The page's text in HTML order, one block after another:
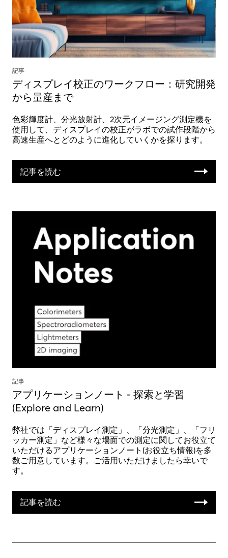
記事
ディスプレイ校正のワークフロー：研究開発
から量産まで
色彩輝度計、分光放射計、2次元イメージング測定機を
使用して、ディスプレイの校正がラボでの試作段階から
高速生産へとどのように進化していくかを探ります。
記事を読む
記事
アプリケーションノート - 探索と学習
(Explore and Learn)
弊社では「ディスプレイ測定」、「分光測定」、「フリ
ッカー測定」など様々な場面での測定に関してお役立て
いただけるアプリケーションノート(お役立ち情報)を多
数ご用意しています。ご活用いただけましたら幸いで
す。
記事を読む